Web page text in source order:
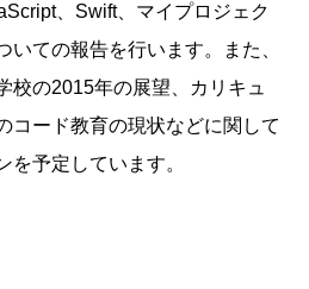
、Swift、マイプロジェク
いての報告を行います。また、
校の2015年の展望、カリキュ
コード教育の現状などに関して
を予定しています。